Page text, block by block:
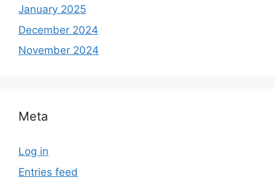
January 2025
December 2024
November 2024
Meta
Log in
Entries feed